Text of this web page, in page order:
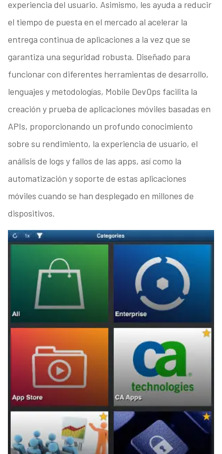
experiencia del usuario. Asimismo, les ayuda a reducir
el tiempo de puesta en el mercado al acelerar la
entrega continua de aplicaciones a la vez que se
garantiza una seguridad robusta. Diseñado para
funcionar con diferentes herramientas de desarrollo,
lenguajes y metodologías, Mobile DevOps facilita la
creación y prueba de aplicaciones móviles basadas en
APIs, proporcionando un profundo conocimiento
sobre su rendimiento, la experiencia de usuario, el
análisis de logs y fallos de las apps, así como la
automatización y soporte de estas aplicaciones
móviles cuando se han desplegado en millones de
dispositivos.